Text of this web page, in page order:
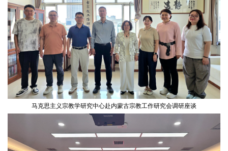
马克思主义宗教学研究中心赴内蒙古宗教工作研究会调研座谈